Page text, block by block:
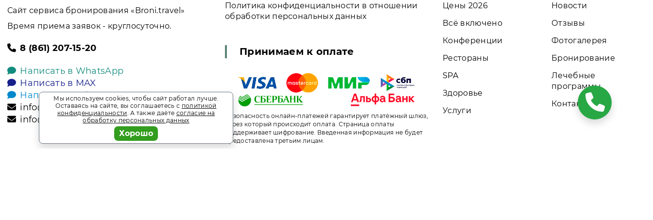
Сайт сервиса бронирования «Broni.travel»
Время приема заявок - круглосуточно.
8 (861) 207-15-20
Написать в WhatsApp
Написать в MAX
Написать в Telegram
info@broni.travel
info@sochisputnik.ru
Политика конфиденциальности в отношении
обработки персональных данных
Принимаем к оплате
Безопасность онлайн-платежей гарантирует платёжный шлюз,
через который происходит оплата. Страница оплаты
поддерживает шифрование. Введенная информация не будет
предоставлена третьим лицам.
Цены 2026
Всё включено
Конференции
Рестораны
SPA
Здоровье
Услуги
Новости
Отзывы
Фотогалерея
Бронирование
Лечебные
программы
Контакты
Мы используем cookies, чтобы сайт работал лучше.
Оставаясь на сайте, вы соглашаетесь с политикой
конфиденциальности. А также даёте согласие на
обработку персональных данных
Хорошо